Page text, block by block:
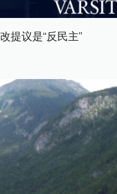
提议是“反民主”